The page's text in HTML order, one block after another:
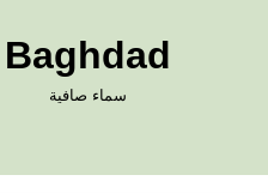
Baghdad
سماء صافية